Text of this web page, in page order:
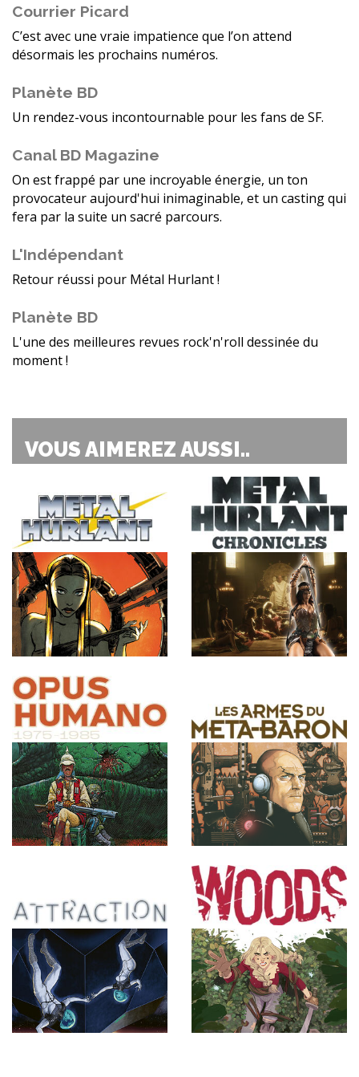
Courrier Picard
C’est avec une vraie impatience que l’on attend
désormais les prochains numéros.
Planète BD
Un rendez-vous incontournable pour les fans de SF.
Canal BD Magazine
On est frappé par une incroyable énergie, un ton
provocateur aujourd'hui inimaginable, et un casting qui
fera par la suite un sacré parcours.
L'Indépendant
Retour réussi pour Métal Hurlant !
Planète BD
L'une des meilleures revues rock'n'roll dessinée du
moment !
VOUS AIMEREZ AUSSI..